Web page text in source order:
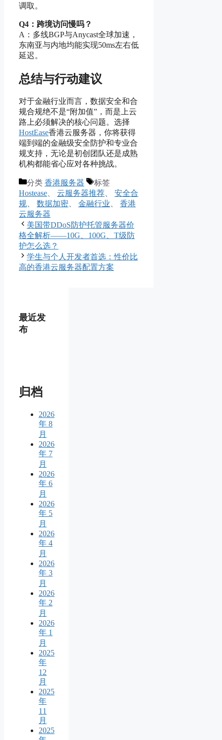
调取。
Q4：跨境访问慢吗？
A：多线BGP与Anycast全球加速，
东南亚与内地均能实现50ms左右低
延迟。
总结与行动建议
对于金融行业而言，数据安全和合
规合规绝不是“附加值”，而是上云
路上必须解决的核心问题。选择
HostEase香港云服务器，你将获得
端到端的金融级安全防护和专业合
规支持，无论是初创团队还是成熟
机构都能省心应对各种挑战。
分类 香港服务器
标签
Hostease、 云服务器推荐、 安全合
规、 数据加密、 金融行业、 香港
云服务器
美国带DDoS防护托管服务器价
格全解析——10G、100G、T级防
护怎么选？
学生与个人开发者首选：性价比
高的香港云服务器配置方案
最近发
布
归档
2026
年 8
月
2026
年 7
月
2026
年 6
月
2026
年 5
月
2026
年 4
月
2026
年 3
月
2026
年 2
月
2026
年 1
月
2025
年
12
月
2025
年
11
月
2025